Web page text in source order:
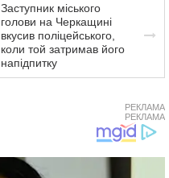
Заступник міського
голови на Черкащині
вкусив поліцейського,
коли той затримав його
напідпитку
РЕКЛАМА
РЕКЛАМА